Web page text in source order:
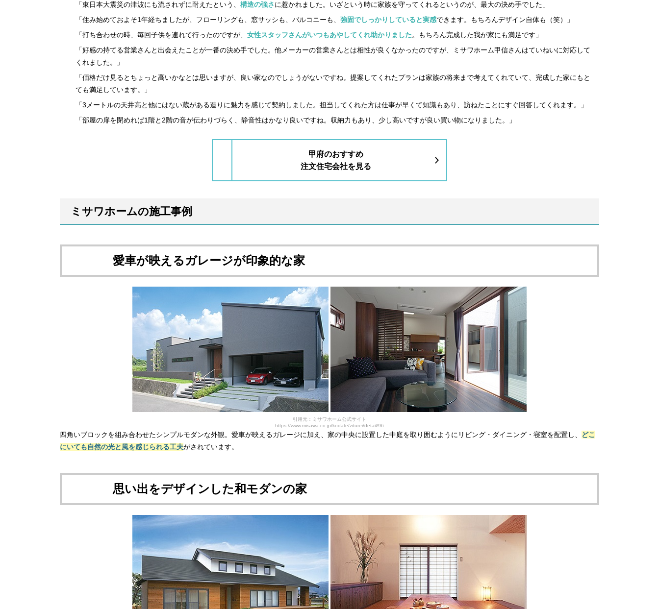
「東日本大震災の津波にも流されずに耐えたという、 構造の強さに惹かれました。いざという時に家族を守ってくれるというのが、最大の決め手でした」
「住み始めておよそ1年経ちましたが、フローリングも、窓サッシも、バルコニーも、 強固でしっかりしていると実感できます。もちろんデザイン自体も（笑）」
「打ち合わせの時、毎回子供を連れて行ったのですが、 女性スタッフさんがいつもあやしてくれ助かりました。もちろん完成した我が家にも満足です」
「好感の持てる営業さんと出会えたことが一番の決め手でした。他メーカーの営業さんとは相性が良くなかったのですが、ミサワホーム甲信さんはていねいに対応して
くれました。」
「価格だけ見るとちょっと高いかなとは思いますが、良い家なのでしょうがないですね。提案してくれたプランは家族の将来まで考えてくれていて、完成した家にもと
ても満足しています。」
「3メートルの天井高と他にはない蔵がある造りに魅力を感じて契約しました。担当してくれた方は仕事が早くて知識もあり、訪ねたことにすぐ回答してくれます。」
「部屋の扉を閉めれば1階と2階の音が伝わりづらく、静音性はかなり良いですね。収納力もあり、少し高いですが良い買い物になりました。」
甲府のおすすめ
注文住宅会社を見る
ミサワホームの施工事例
愛車が映える ガレージが印象的な家
引用元：ミサワホーム公式サイト
https://www.misawa.co.jp/kodate/ziturei/detail/96
四角いブロックを組み合わせたシンプルモダンな外観。愛車が映えるガレージに加え、家の中央に設置した中庭を取り囲むようにリビング・ダイニング・寝室を配置し、
どこ
にいても自然の光と風を感じられる工夫がされています。
思い出をデザインした和モダンの家